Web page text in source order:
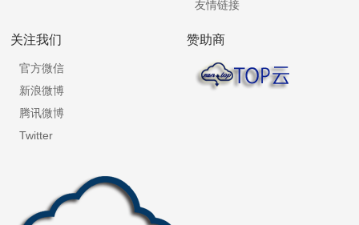
友情链接
关注我们
官方微信
新浪微博
腾讯微博
Twitter
赞助商